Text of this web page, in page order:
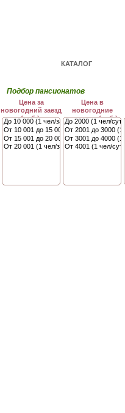
КАТАЛОГ
Подбор пансионатов
Цена за
новогодний заезд
(руб.):
Цена в
новогодние
каникулы (руб.):